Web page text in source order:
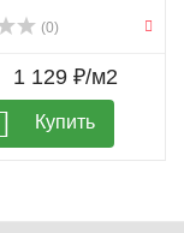
(0)
1 129 ₽/м2
Купить